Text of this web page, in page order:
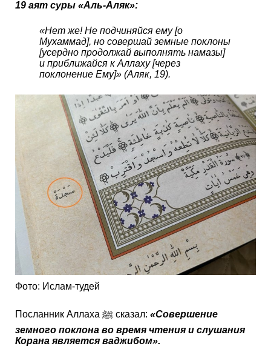
19 аят суры «Аль-Аляк»:
«Нет же! Не подчиняйся ему [о
Мухаммад], но совершай земные поклоны
[усердно продолжай выполнять намазы]
и приближайся к Аллаху [через
поклонение Ему]» (Аляк, 19).
Фото: Ислам-тудей
Посланник Аллаха ﷺ сказал: «Совершение
земного поклона во время чтения и слушания
Корана является ваджибом».